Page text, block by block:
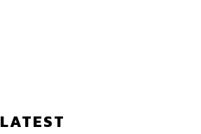
LATEST